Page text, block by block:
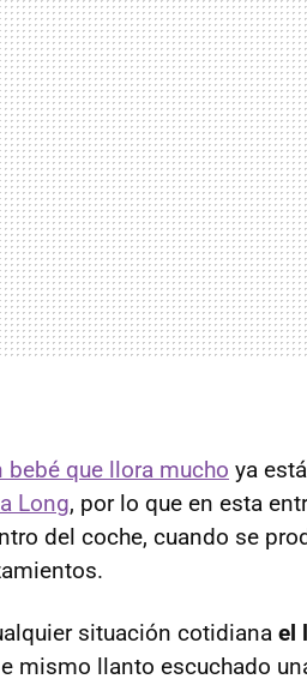
bebé que llora mucho ya
Long, por lo que en esta
del coche, cuando se
situación cotidiana el
mismo llanto escuchado